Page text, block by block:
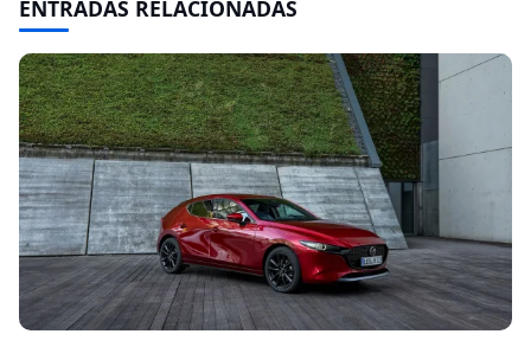
ENTRADAS RELACIONADAS